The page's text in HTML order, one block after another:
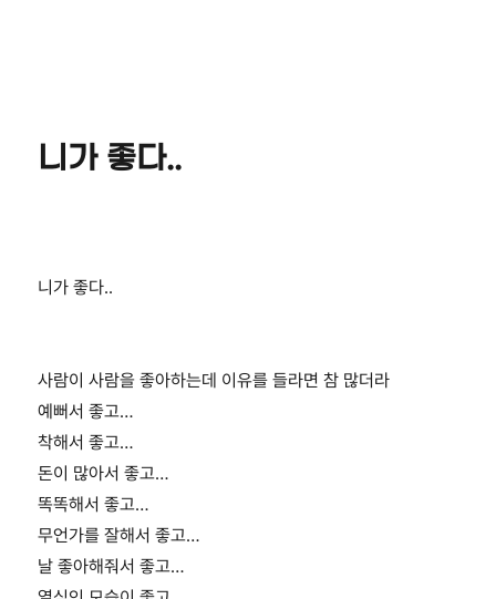
니가 좋다..
니가 좋다..
사람이 사람을 좋아하는데 이유를 들라면 참 많더라
예뻐서 좋고…
착해서 좋고…
돈이 많아서 좋고…
똑똑해서 좋고…
무언가를 잘해서 좋고…
날 좋아해줘서 좋고…